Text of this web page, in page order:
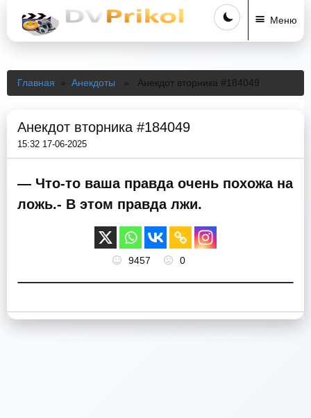
Меню
Главная » Анекдоты » Анекдот вторника #184049
Анекдот вторника #184049
15:32 17-06-2025
— Что-то ваша правда очень похожа на
ложь.- В этом правда лжи.
9457 0